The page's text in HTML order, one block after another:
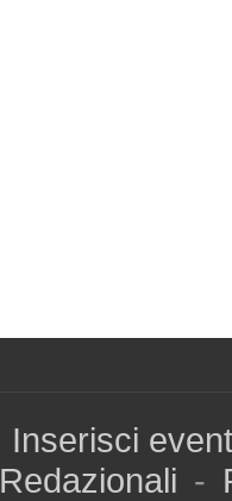
Inserisci
Redazionali -